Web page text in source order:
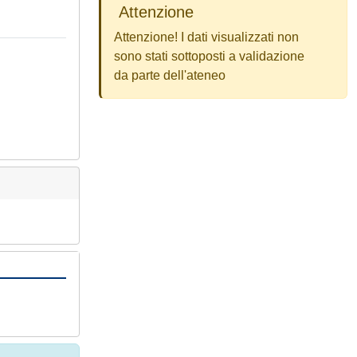
Attenzione
Attenzione! I dati visualizzati non
sono stati sottoposti a validazione
da parte dell'ateneo